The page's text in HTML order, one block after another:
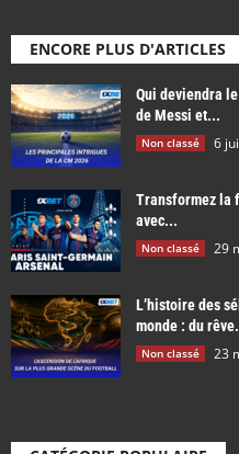
ENCORE PLUS D'ARTICLES
Qui deviendra
de Messi et...
Non classé 6
Transformez la
avec...
Non classé 29
L’histoire des
monde : du
Non classé 23